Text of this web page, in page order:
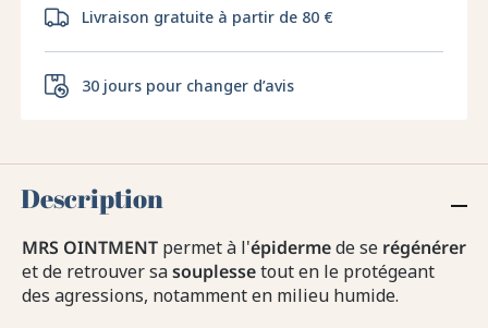
Livraison gratuite à partir de 80 €
30 jours pour changer d’avis
Description
MRS OINTMENT permet à l'épidermede se régénérer
et de retrouver sasouplessetout en le protégeant
des agressions, notamment en milieu humide.